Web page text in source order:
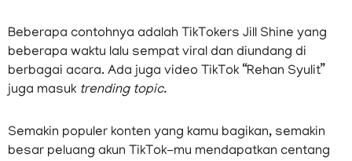
Beberapa contohnya adalah TikTokers Jill Shine yang
beberapa waktu lalu sempat viral dan diundang di
berbagai acara. Ada juga video TikTok “Rehan Syulit”
juga masuk trending topic.
Semakin populer konten yang kamu bagikan, semakin
besar peluang akun TikTok-mu mendapatkan centang